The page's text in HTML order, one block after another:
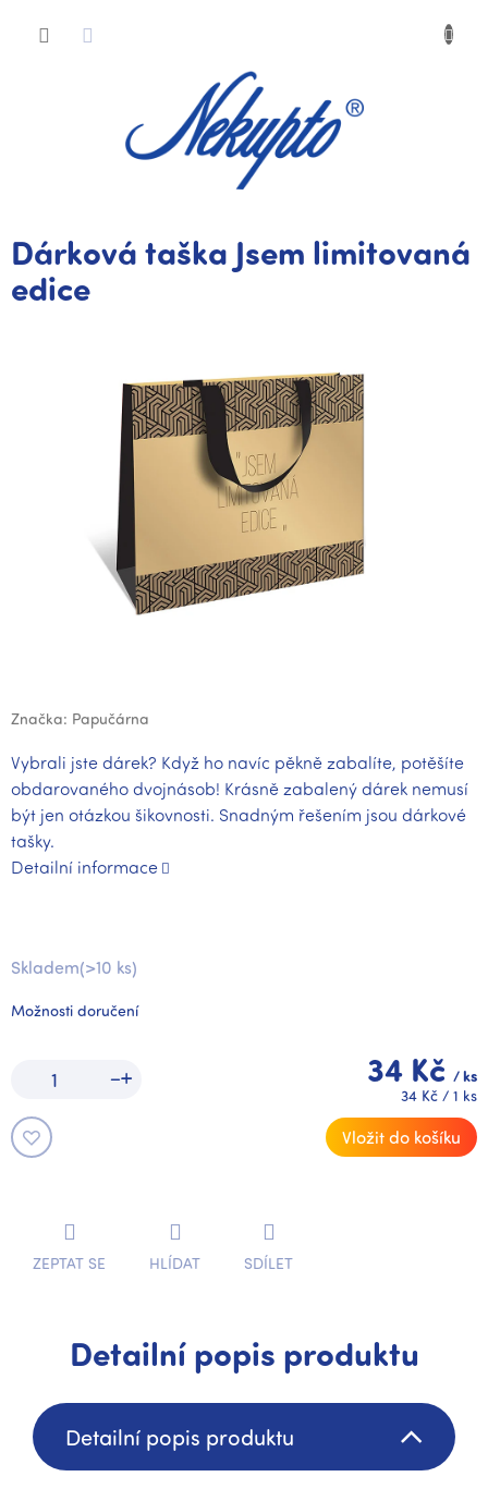
Dárková taška Jsem limitovaná
edice
Značka: Papučárna
Skladem(>10 ks)
Možnosti doručení
34 Kč / ks
Měrná
cena:
34 Kč / 1 ks
Vložit do košíku
Vybrali jste dárek? Když ho navíc pěkně zabalíte, potěšíte
obdarovaného dvojnásob! Krásně zabalený dárek nemusí
být jen otázkou šikovnosti. Snadným řešením jsou dárkové
tašky.
Detailní informace
ZEPTAT SE HLÍDAT SDÍLET
Detailní popis produktu
Detailní popis produktu